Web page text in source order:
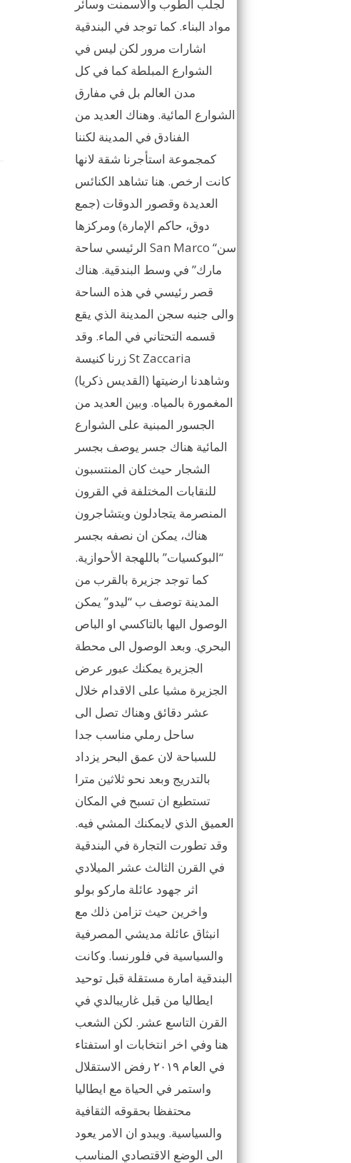
لجلب الطوب والاسمنت وسائر
مواد البناء. كما توجد في البندقية
اشارات مرور لكن ليس في
الشوارع المبلطة كما في كل
مدن العالم بل في مفارق
الشوارع المائية. وهناك العديد من
الفنادق في المدينة لكننا
كمجموعة استأجرنا شقة لانها
كانت ارخص. هنا تشاهد الكنائس
العديدة وقصور الدوقات (جمع
دوق، حاكم الإمارة) ومركزها
الرئيسي ساحة San Marco “سن
مارك” في وسط البندقية. هناك
قصر رئيسي في هذه الساحة
والى جنبه سجن المدينة الذي يقع
قسمه التحتاني في الماء. وقد
زرنا كنيسة St Zaccaria
(القديس ذكريا) وشاهدنا ارضيتها
المغمورة بالمياه. وبين العديد من
الجسور المبنية على الشوارع
المائية هناك جسر يوصف بجسر
الشجار حيث كان المنتسبون
للنقابات المختلفة في القرون
المنصرمة يتجادلون ويتشاجرون
هناك، يمكن ان نصفه بجسر
“البوكسيات” باللهجة الأحوازية.
كما توجد جزيرة بالقرب من
المدينة توصف ب “ليدو” يمكن
الوصول اليها بالتاكسي او الباص
البحري. وبعد الوصول الى محطة
الجزيرة يمكنك عبور عرض
الجزيرة مشيا على الاقدام خلال
عشر دقائق وهناك تصل الى
ساحل رملي مناسب جدا
للسباحة لان عمق البحر يزداد
بالتدريج وبعد نحو ثلاثين مترا
تستطيع ان تسبح في المكان
العميق الذي لايمكنك المشي فيه.
وقد تطورت التجارة في البندقية
في القرن الثالث عشر الميلادي
اثر جهود عائلة ماركو بولو
واخرين حيث تزامن ذلك مع
انبثاق عائلة مديشي المصرفية
والسياسية في فلورنسا. وكانت
البندقية امارة مستقلة قبل توحيد
ايطاليا من قبل غاريبالدي في
القرن التاسع عشر. لكن الشعب
هنا وفي اخر انتخابات او استفتاء
في العام ٢٠١٩ رفض الاستقلال
واستمر في الحياة مع ايطاليا
محتفظا بحقوقه الثقافية
والسياسية. ويبدو ان الامر يعود
الى الوضع الاقتصادي المناسب